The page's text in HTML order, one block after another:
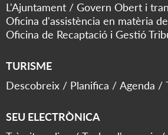
L'Ajuntament
Govern Obert i
Oficina d'assistència en matèria
Oficina de Recaptació i Gestió
TURISME
Descobreix
Planifica Agenda
SEU ELECTRÒNICA